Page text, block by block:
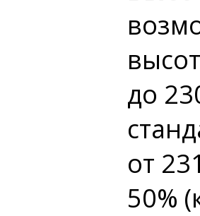
до
от
50%